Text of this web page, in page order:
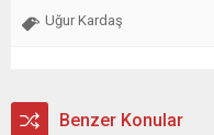
Uğur Kardaş
Benzer Konular